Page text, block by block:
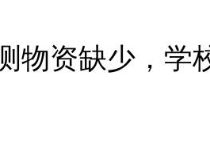
物资缺少，学